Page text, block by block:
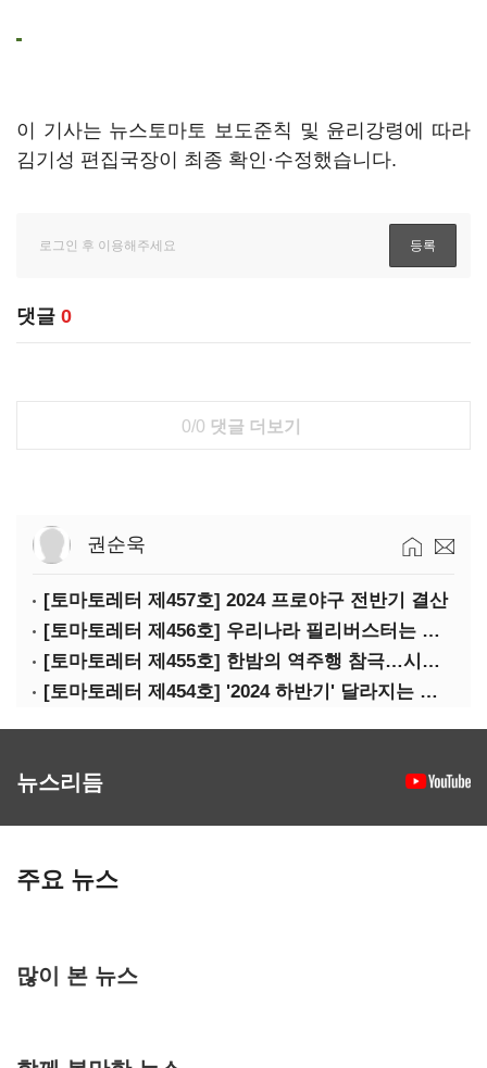
이 기사는 뉴스토마토 보도준칙 및 윤리강령에 따라
김기성 편집국장이 최종 확인·수정했습니다.
댓글 0
0/0 댓글 더보기
권순욱
[토마토레터 제457호] 2024 프로야구 전반기 결산
[토마토레터 제456호] 우리나라 필리버스터는 어떻게 무용지물이 됐나
[토마토레터 제455호] 한밤의 역주행 참극…시청역 참사의 핵심 쟁점은?
[토마토레터 제454호] '2024 하반기' 달라지는 정책들 정리(하)
뉴스리듬
주요 뉴스
많이 본 뉴스